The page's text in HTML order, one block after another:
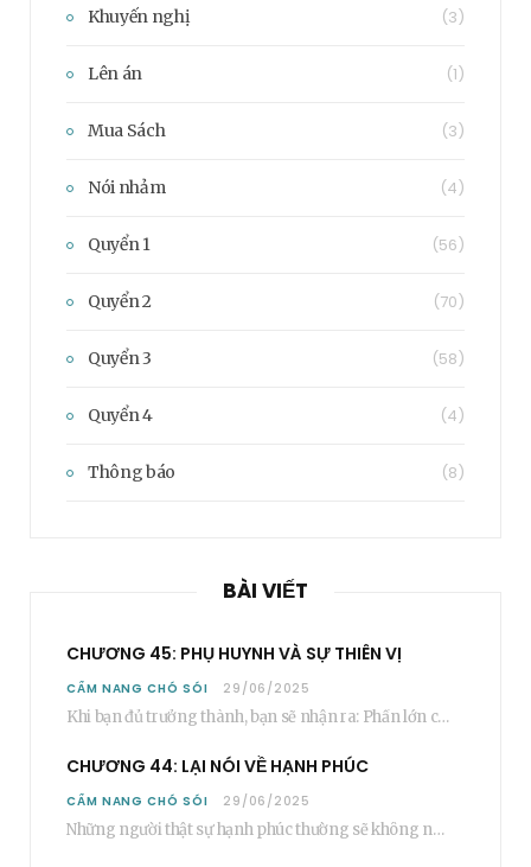
Khuyến nghị (3)
Lên án (1)
Mua Sách (3)
Nói nhảm (4)
Quyển 1 (56)
Quyển 2 (70)
Quyển 3 (58)
Quyển 4 (4)
Thông báo (8)
BÀI VIẾT
CHƯƠNG 45: PHỤ HUYNH VÀ SỰ THIÊN VỊ
CẨM NANG CHÓ SÓI 29/06/2025
Khi bạn đủ trưởng thành, bạn sẽ nhận ra: Phần lớn các bậc phụ huynh…
CHƯƠNG 44: LẠI NÓI VỀ HẠNH PHÚC
CẨM NANG CHÓ SÓI 29/06/2025
Những người thật sự hạnh phúc thường sẽ không nói cụ thể rằng bạn “phải”…